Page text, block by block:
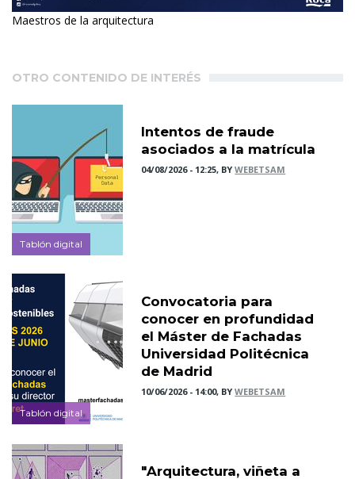
Maestros de la arquitectura
OTRO CONTENIDO DE INTERÉS
Tablón digital
Intentos de fraude
asociados a la matrícula
04/08/2026 - 12:25, BYWEBETSAM
Tablón digital
Convocatoria para
conocer en profundidad
el Máster de Fachadas
Universidad Politécnica
de Madrid
10/06/2026 - 14:00, BYWEBETSAM
"Arquitectura, viñeta a